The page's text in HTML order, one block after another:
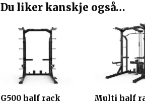
Du liker kanskje også…
G500 half rack Multi half